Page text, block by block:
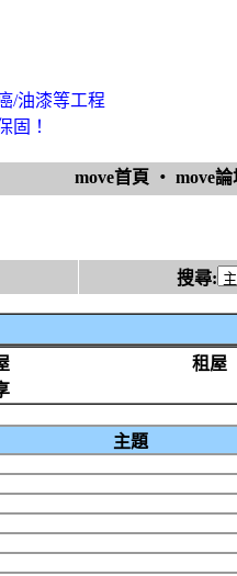
/油漆等工程
固！
move首頁 ‧ move論
搜尋:
租屋
主題